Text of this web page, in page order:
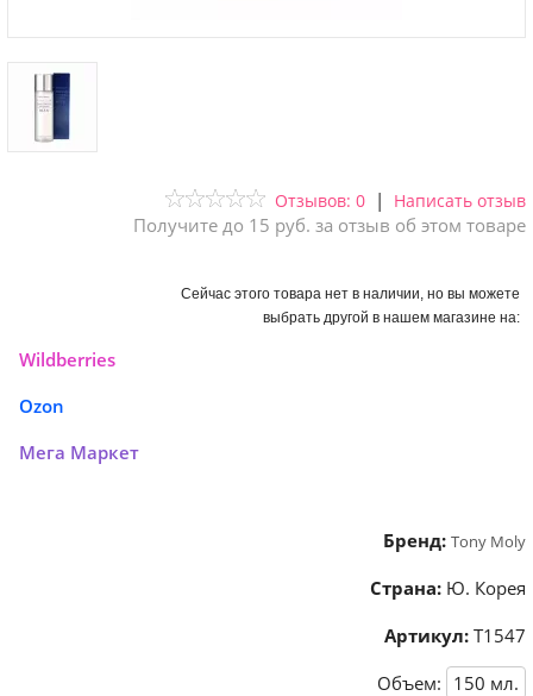
Отзывов: 0 | Написать отзыв
Получите до 15 руб. за отзыв об этом товаре
Сейчас этого товара нет в наличии, но вы можете
выбрать другой в нашем магазине на:
Wildberries
Ozon
Мега Маркет
Бренд: Tony Moly
Страна: Ю. Корея
Артикул: Т1547
Объем: 150 мл.